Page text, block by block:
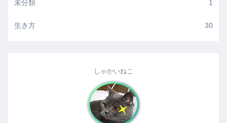
未分類 1
生き方 30
しゃかいねこ